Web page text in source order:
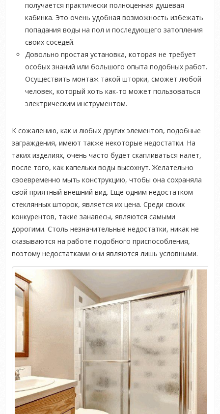
получается практически полноценная душевая
кабинка. Это очень удобная возможность избежать
попадания воды на пол и последующего затопления
своих соседей.
Довольно простая установка, которая не требует
особых знаний или большого опыта подобных работ.
Осуществить монтаж такой шторки, сможет любой
человек, который хоть как-то может пользоваться
электрическим инструментом.
К сожалению, как и любых других элементов, подобные
заграждения, имеют также некоторые недостатки. На
таких изделиях, очень часто будет скапливаться налет,
после того, как капельки воды высохнут. Желательно
своевременно мыть конструкцию, чтобы она сохраняла
свой приятный внешний вид. Еще одним недостатком
стеклянных шторок, является их цена. Среди своих
конкурентов, такие занавесы, являются самыми
дорогими. Столь незначительные недостатки, никак не
сказываются на работе подобного приспособления,
поэтому недостатками они являются лишь условными.